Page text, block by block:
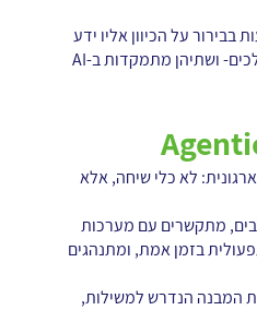
על הכיוון אליו ידע
ארגוני וצורות העבודה שלנו הולכים- ושתיהן מתמקדות ב-AI
לא כלי שיחה, אלא
מתקשרים עם מערכות
בזמן אמת, ומתנהגים
המבנה הנדרש למשילות,